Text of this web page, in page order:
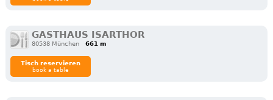
GASTHAUS ISARTHOR
80538 München 661 m
Tisch reservieren
book a table